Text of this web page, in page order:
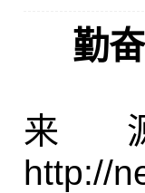
勤
来
http://